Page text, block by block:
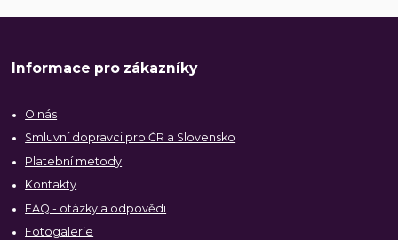
Informace pro zákazníky
O nás
Smluvní dopravci pro ČR a Slovensko
Platební metody
Kontakty
FAQ - otázky a odpovědi
Fotogalerie